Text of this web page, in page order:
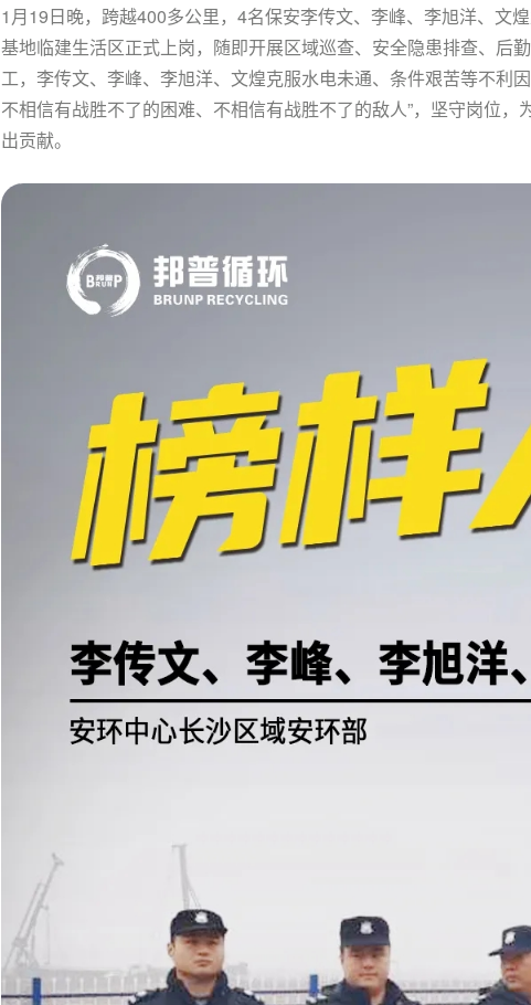
1月19日晚，跨越400多公里，4名保安李传文、李峰、李旭洋、文
基地临建生活区正式上岗，随即开展区域巡查、安全隐患排查、后
工，李传文、李峰、李旭洋、文煌克服水电未通、条件艰苦等不利
不相信有战胜不了的困难、不相信有战胜不了的敌人”，坚守岗位
出贡献。